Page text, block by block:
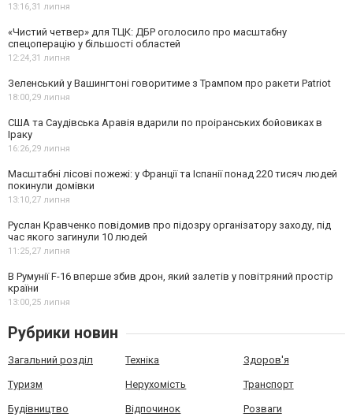
13:16,31 липня
«Чистий четвер» для ТЦК: ДБР оголосило про масштабну
спецоперацію у більшості областей
12:24,31 липня
Зеленський у Вашингтоні говоритиме з Трампом про ракети Patriot
18:00,29 липня
США та Саудівська Аравія вдарили по проіранських бойовиках в
Іраку
16:26,29 липня
Масштабні лісові пожежі: у Франції та Іспанії понад 220 тисяч людей
покинули домівки
13:10,27 липня
Руслан Кравченко повідомив про підозру організатору заходу, під
час якого загинули 10 людей
11:25,27 липня
В Румунії F-16 вперше збив дрон, який залетів у повітряний простір
країни
13:00,25 липня
Рубрики новин
Загальний розділ Техніка Здоров'я
Туризм Нерухомість Транспорт
Будівництво Відпочинок Розваги